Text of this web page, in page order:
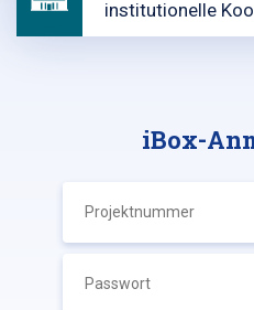
institutionelle
iBox-